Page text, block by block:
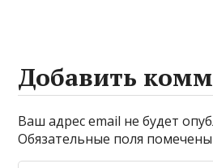
Добавить
Ваш адрес email не будет
Обязательные поля